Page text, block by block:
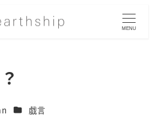
MENU
カテゴリー
戯言